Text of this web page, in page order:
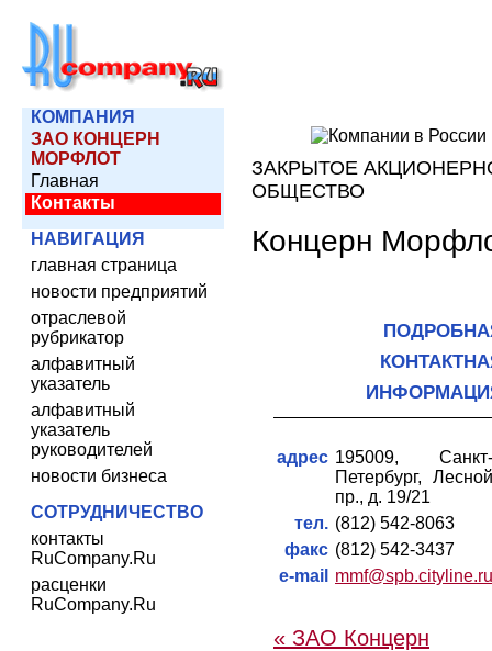
КОМПАНИЯ
ЗАО КОНЦЕРН
МОРФЛОТ
Главная
Контакты
НАВИГАЦИЯ
главная страница
новости предприятий
отраслевой
рубрикатор
алфавитный
указатель
алфавитный
указатель
руководителей
новости бизнеса
СОТРУДНИЧЕСТВО
контакты
RuCompany.Ru
расценки
RuCompany.Ru
ЗАКРЫТОЕ
ОБЩЕСТВО
Концерн
адрес 195009, Санкт-
Петербург, Лесной
пр., д. 19/21
тел. (812) 542-8063
факс (812) 542-3437
e-mail
mmf@spb.cityline.ru
« ЗАО Концерн